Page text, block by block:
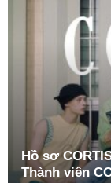
Hồ sơ
Thành viên